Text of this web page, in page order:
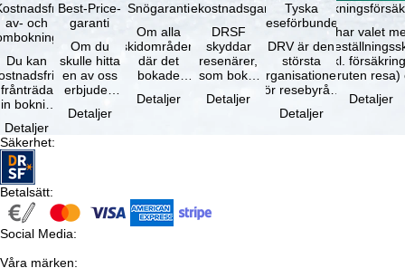
av- och
Du kan
frånträda
bokning
efter
…
Detaljer
Best-Price-
garanti
Om du
skulle hitta
en av oss
erbjuden
samma
Detaljer
Snögaranti
Om alla
skidområden
där det
bokade
gäller –
Detaljer
Resekostnadsgaranti
DRSF
skyddar
resenärer,
som bokat
paketresa
Detaljer
Tyska
reseförbundet
DRV är den
största
organisationen
för resebyråer
researrangörer
Detaljer
Du har valet
(inkl.
avbruten resa)
Detaljer
Säkerhet:
Betalsätt:
Social Media:
Våra märken: